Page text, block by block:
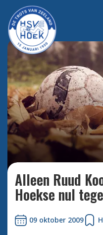
Alleen Ruud
Hoekse nul
09 oktober 2009